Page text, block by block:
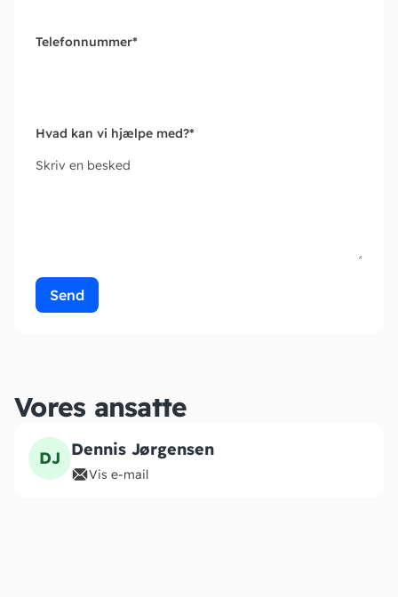
Telefonnummer*
Hvad kan vi hjælpe med?*
Skriv en besked
Send
Vores ansatte
DJ Dennis Jørgensen
Vis e-mail